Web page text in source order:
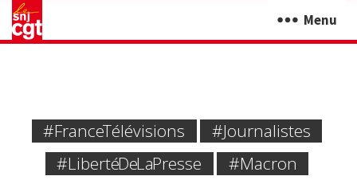
Menu
#France Télévisions
#journalistes
#liberté De La Presse
#Macron